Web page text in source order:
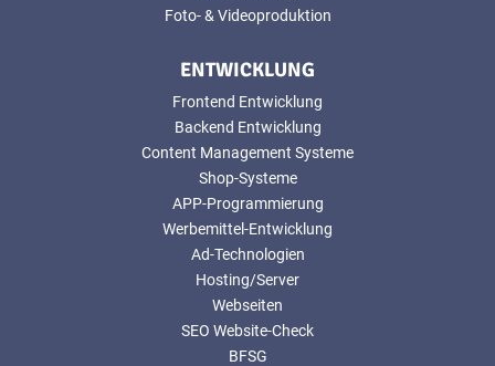
Foto- & Videoproduktion
ENTWICKLUNG
Frontend Entwicklung
Backend Entwicklung
Content Management Systeme
Shop-Systeme
APP-Programmierung
Werbemittel-Entwicklung
Ad-Technologien
Hosting/Server
Webseiten
SEO Website-Check
BFSG